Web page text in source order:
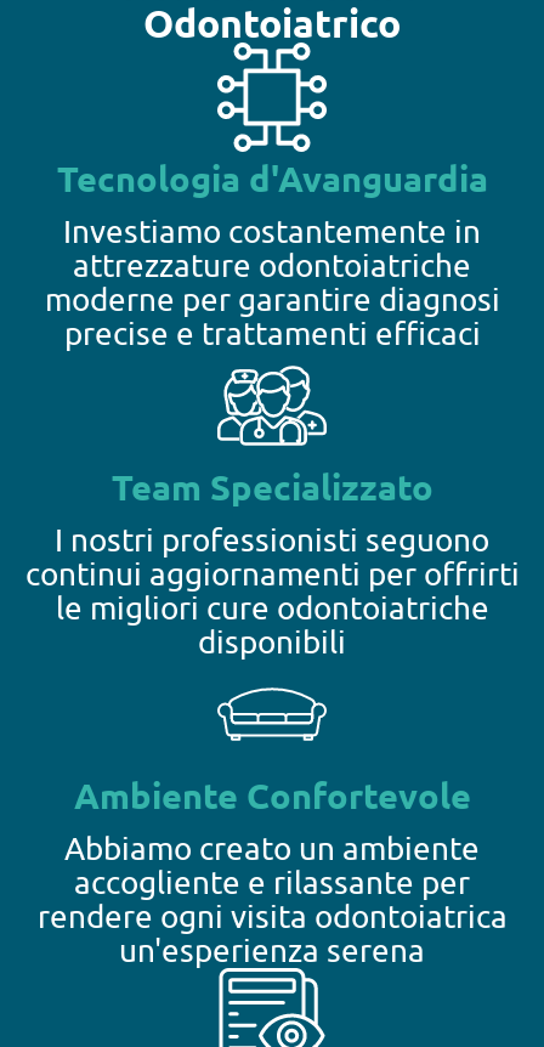
Odontoiatrico
Tecnologia d'Avanguardia
Investiamo costantemente in
attrezzature odontoiatriche
moderne per garantire diagnosi
precise e trattamenti efficaci
Team Specializzato
I nostri professionisti seguono
continui aggiornamenti per offrirti
le migliori cure odontoiatriche
disponibili
Ambiente Confortevole
Abbiamo creato un ambiente
accogliente e rilassante per
rendere ogni visita odontoiatrica
un'esperienza serena